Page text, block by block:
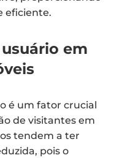
eficiente.
em
é um fator crucial
de visitantes em
tendem a ter
pois o